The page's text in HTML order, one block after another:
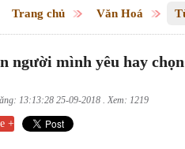
Trang chủ Văn Hoá
người mình yêu hay
13:13:28 25-09-2018 . Xem: 1219
+